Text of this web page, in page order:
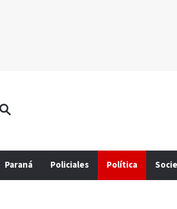
Paraná Policiales Política